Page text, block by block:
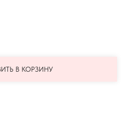
В КОРЗИНУ